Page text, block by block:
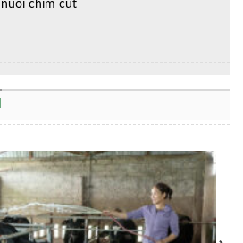
nuôi chim cút